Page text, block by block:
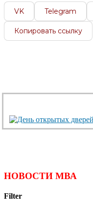
VK Telegram
Копировать ссылку
НОВОСТИ МВА
Filter